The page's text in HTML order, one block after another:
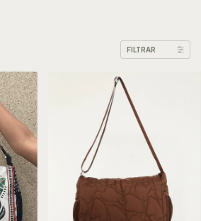
FILTRAR